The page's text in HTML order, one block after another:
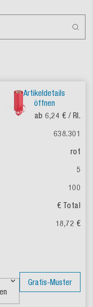
Artikeldetails
öffnen
ab 6,24 € / Rl.
638.301
rot
5
100
€ Total
18,72 €
Gratis-Muster